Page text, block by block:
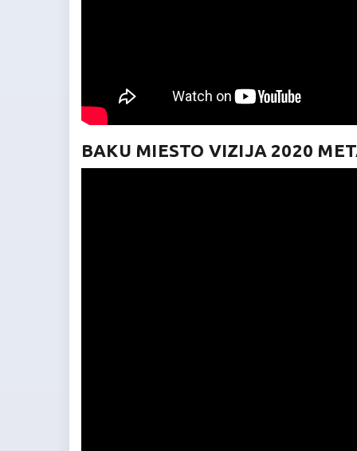
BAKU MIESTO VIZIJA 2020